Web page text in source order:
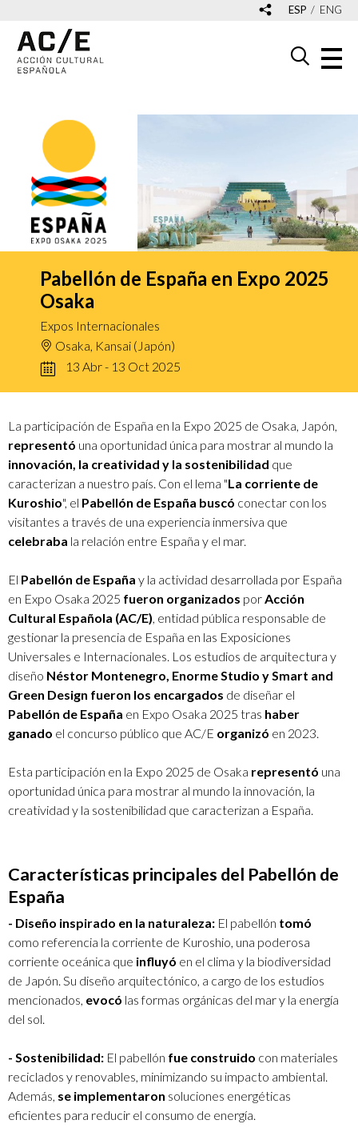
ESP ENG
Pabellón de España en Expo 2025
Osaka
Expos Internacionales
Osaka, Kansai (Japón)
13 Abr - 13 Oct 2025
La participación de España en la Expo 2025 de Osaka, Japón,
representó una oportunidad única para mostrar al mundo la
innovación, la creatividad y la sostenibilidad que
caracterizan a nuestro país. Con el lema "La corriente de
Kuroshio", el Pabellón de España buscó conectar con los
visitantes a través de una experiencia inmersiva que
celebraba la relación entre España y el mar.
El Pabellón de España y la actividad desarrollada por España
en Expo Osaka 2025 fueron organizados porAcción
Cultural Española (AC/E), entidad pública responsable de
gestionar la presencia de España en las Exposiciones
Universales e Internacionales. Los estudios de arquitectura y
diseño Néstor Montenegro, Enorme Studio y Smart and
Green Design fueron los encargados de diseñar el
Pabellón de España en Expo Osaka 2025 tras haber
ganado el concurso público que AC/E organizó en 2023.
Esta participación en la Expo 2025 de Osaka representó una
oportunidad única para mostrar al mundo la innovación, la
creatividad y la sostenibilidad que caracterizan a España.
Características principales del Pabellón de
España
- Diseño inspirado en la naturaleza: El pabellón tomó
como referencia la corriente de Kuroshio, una poderosa
corriente oceánica que influyó en el clima y la biodiversidad
de Japón. Su diseño arquitectónico, a cargo de los estudios
mencionados, evocó las formas orgánicas del mar y la energía
del sol.
- Sostenibilidad: El pabellón fue construido con materiales
reciclados y renovables, minimizando su impacto ambiental.
Además, se implementaron soluciones energéticas
eficientes para reducir el consumo de energía.